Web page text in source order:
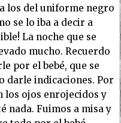
los del uniforme negro
se lo iba a decir a
La noche que se
mucho. Recuerdo
por el bebé, que se
darle indicaciones. Por
los ojos enrojecidos y
nada. Fuimos a misa y